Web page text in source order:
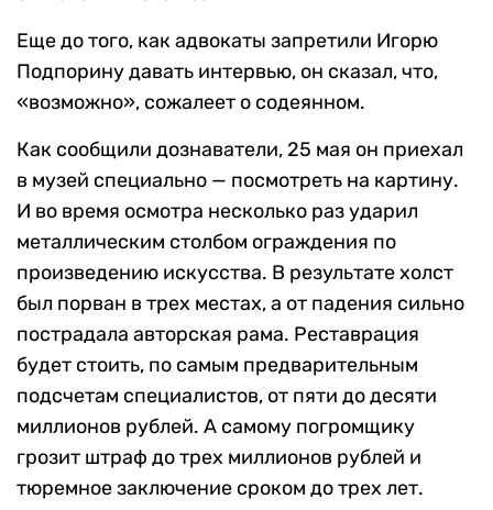
Еще до того, как адвокаты запретили Игорю
Подпорину давать интервью, он сказал, что,
«возможно», сожалеет о содеянном.
Как сообщили дознаватели, 25 мая он приехал
в музей специально — посмотреть на картину.
И во время осмотра несколько раз ударил
металлическим столбом ограждения по
произведению искусства. В результате холст
был порван в трех местах, а от падения сильно
пострадала авторская рама. Реставрация
будет стоить, по самым предварительным
подсчетам специалистов, от пяти до десяти
миллионов рублей. А самому погромщику
грозит штраф до трех миллионов рублей и
тюремное заключение сроком до трех лет.